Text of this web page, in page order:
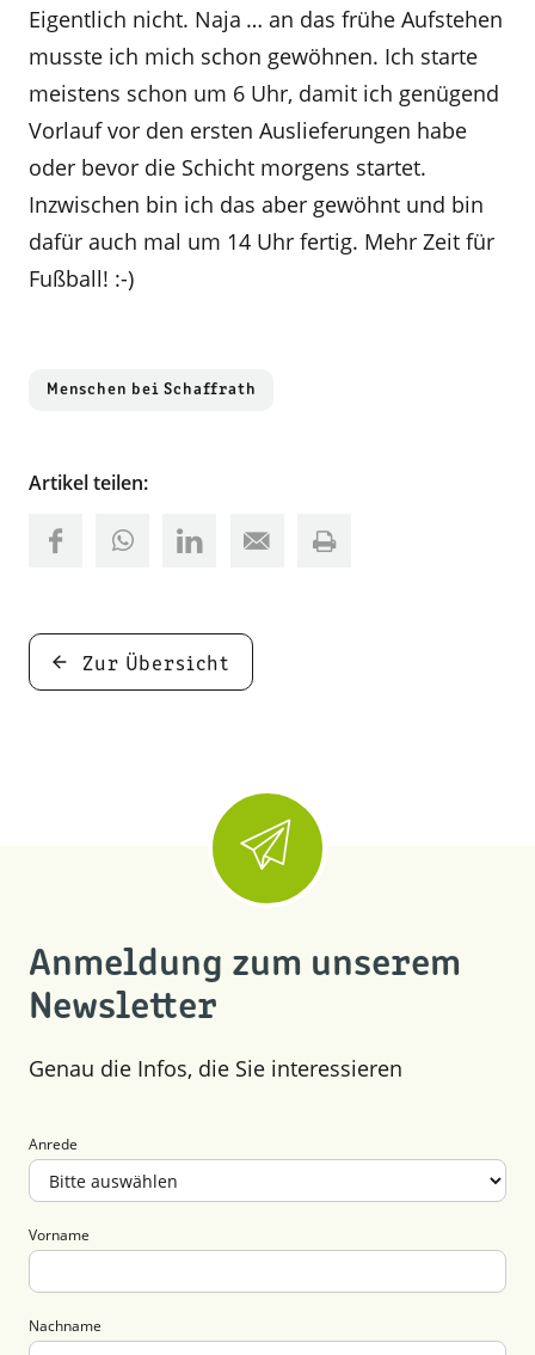
Eigentlich nicht. Naja … an das frühe Aufstehen
musste ich mich schon gewöhnen. Ich starte
meistens schon um 6 Uhr, damit ich genügend
Vorlauf vor den ersten Auslieferungen habe
oder bevor die Schicht morgens startet.
Inzwischen bin ich das aber gewöhnt und bin
dafür auch mal um 14 Uhr fertig. Mehr Zeit für
Fußball! :-)
Menschen bei Schaffrath
Artikel teilen:
Zur Übersicht
Anmeldung zum unserem
Newsletter
Genau die Infos, die Sie interessieren
Anrede
Vorname
Nachname